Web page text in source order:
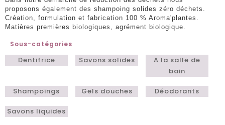
proposons également des shampoing solides zéro déchets.
Création, formulation et fabrication 100 % Aroma'plantes.
Matières premières biologiques, agrément biologique.
Sous-catégories
Dentifrice Savons solides
A la salle de
bain
Shampoings Gels douches Déodorants
Savons liquides